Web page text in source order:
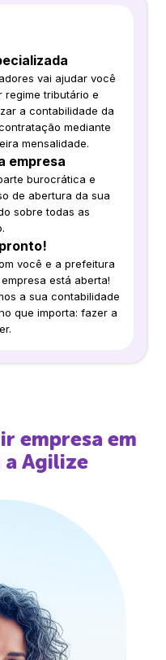
vai ajudar você
regime tributário e
a contabilidade da
mediante
mensalidade.
empresa
burocrática e
de abertura da sua
sobre todas as
você e a prefeitura
está aberta!
a sua contabilidade
que importa: fazer a
empresa em
a Agilize